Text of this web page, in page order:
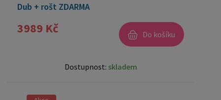
Dub + rošt ZDARMA
3989 Kč Do košíku
Dostupnost: skladem